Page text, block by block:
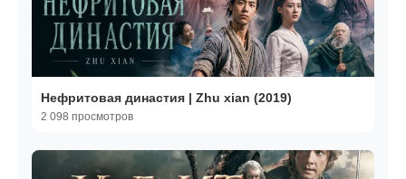
Нефритовая династия | Zhu xian (2019)
2 098 просмотров